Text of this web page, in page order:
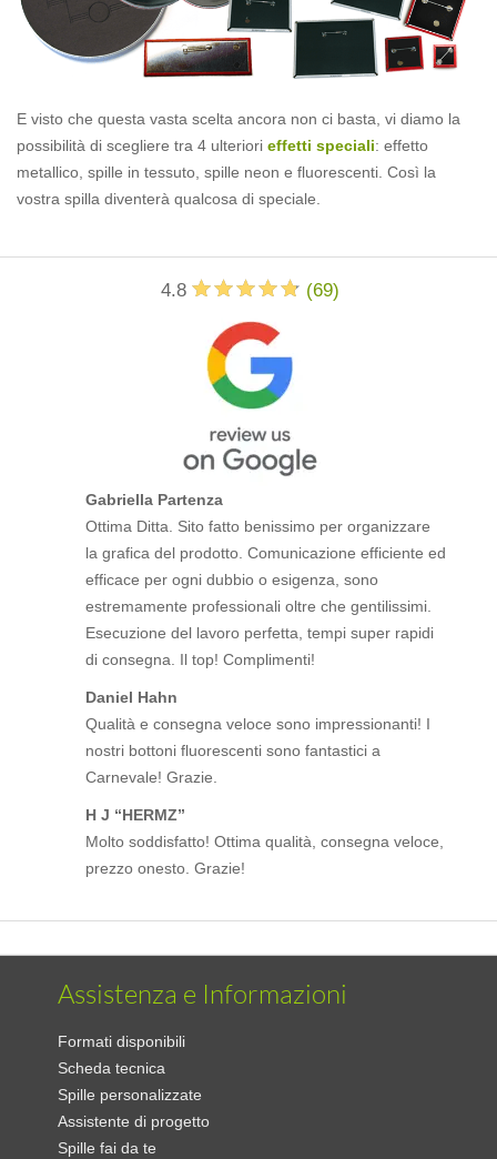
E visto che questa vasta scelta ancora non ci basta, vi diamo la
possibilità di scegliere tra 4 ulteriori effetti speciali: effetto
metallico, spille in tessuto, spille neon e fluorescenti. Così la
vostra spilla diventerà qualcosa di speciale.
4.8 (69)
Gabriella Partenza
Ottima Ditta. Sito fatto benissimo per organizzare
la grafica del prodotto. Comunicazione efficiente ed
efficace per ogni dubbio o esigenza, sono
estremamente professionali oltre che gentilissimi.
Esecuzione del lavoro perfetta, tempi super rapidi
di consegna. Il top! Complimenti!
Daniel Hahn
Qualità e consegna veloce sono impressionanti! I
nostri bottoni fluorescenti sono fantastici a
Carnevale! Grazie.
H J “HERMZ”
Molto soddisfatto! Ottima qualità, consegna veloce,
prezzo onesto. Grazie!
Assistenza e Informazioni
Formati disponibili
Scheda tecnica
Spille personalizzate
Assistente di progetto
Spille fai da te